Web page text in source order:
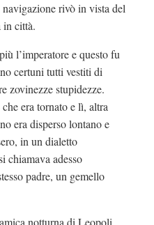
rivò in vista del
in città.
l’imperatore e questo fu
certuni tutti vestiti di
zovinezze stupidezze.
era tornato e lì, altra
era disperso lontano e
in un dialetto
chiamava adesso
padre, un gemello